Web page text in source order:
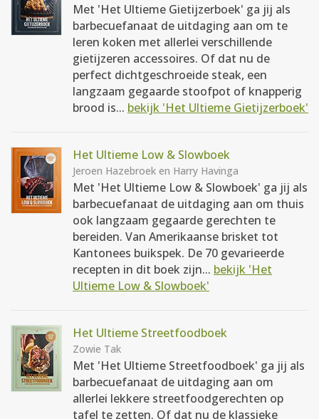
Met 'Het Ultieme Gietijzerboek' ga jij als
barbecuefanaat de uitdaging aan om te
leren koken met allerlei verschillende
gietijzeren accessoires. Of dat nu de
perfect dichtgeschroeide steak, een
langzaam gegaarde stoofpot of knapperig
brood is... bekijk 'Het Ultieme Gietijzerboek'
Het Ultieme Low & Slowboek
Jeroen Hazebroek en Harry Havinga
Met 'Het Ultieme Low & Slowboek' ga jij als
barbecuefanaat de uitdaging aan om thuis
ook langzaam gegaarde gerechten te
bereiden. Van Amerikaanse brisket tot
Kantonees buikspek. De 70 gevarieerde
recepten in dit boek zijn... bekijk 'Het
Ultieme Low & Slowboek'
Het Ultieme Streetfoodboek
Zowie Tak
Met 'Het Ultieme Streetfoodboek' ga jij als
barbecuefanaat de uitdaging aan om
allerlei lekkere streetfoodgerechten op
tafel te zetten. Of dat nu de klassieke